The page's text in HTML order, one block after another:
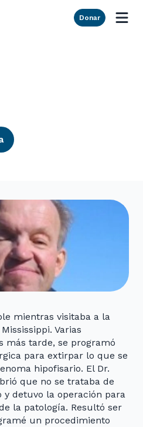
Donar
mientras visitaba a la
Varias
más tarde, se programó
para extirpar lo que se
hipofisario. El Dr.
que no se trataba de
y detuvo la operación para
la patología. Resultó ser
un procedimiento